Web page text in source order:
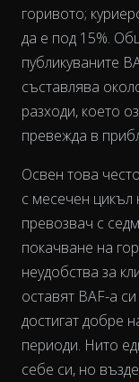
The chart has 2
горивото;
да е под 15%.
публикуваните
съставлява
разходи, което
превежда в
Освен това
с месечен цикъл
превозвач с
покачване на
неудобства за
оставят BAF-а
достигат добре
периоди. Нито
себе си, но